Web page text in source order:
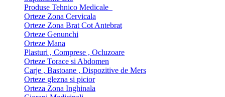
Produse Tehnico Medicale
Orteze Zona Cervicala
Orteze Zona Brat Cot Antebrat
Orteze Genunchi
Orteze Mana
Plasturi , Comprese , Ocluzoare
Orteze Torace si Abdomen
Carje , Bastoane , Dispozitive de Mers
Orteze glezna si picior
Orteza Zona Inghinala